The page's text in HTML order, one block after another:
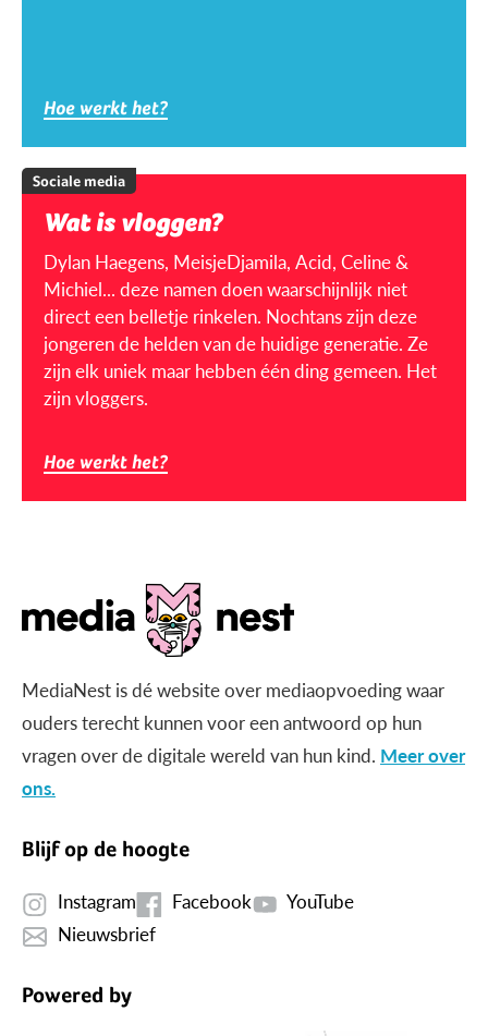
Hoe werkt het?
Sociale media
Wat is vloggen?
Dylan Haegens, MeisjeDjamila, Acid, Celine &
Michiel... deze namen doen waarschijnlijk niet
direct een belletje rinkelen. Nochtans zijn deze
jongeren de helden van de huidige generatie. Ze
zijn elk uniek maar hebben één ding gemeen. Het
zijn vloggers.
Hoe werkt het?
MediaNest is dé website over mediaopvoeding waar
ouders terecht kunnen voor een antwoord op hun
vragen over de digitale wereld van hun kind. Meer over
ons.
Blijf op de hoogte
Instagram Facebook
YouTube
Nieuwsbrief
Powered by